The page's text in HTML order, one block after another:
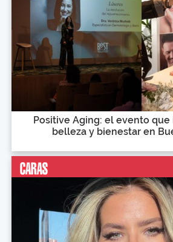
Positive Aging: el evento que
belleza y bienestar en